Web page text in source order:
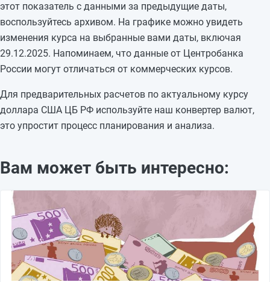
80,0302
17.12.2025
79,4303
-0,0193
16.12.2025
79,4496
-0,2801
этот показатель с данными за предыдущие даты,
воспользуйтесь архивом. На графике можно увидеть
изменения курса на выбранные вами даты, включая
29.12.2025. Напоминаем, что данные от Центробанка
России могут отличаться от коммерческих курсов.
Для предварительных расчетов по актуальному курсу
доллара США ЦБ РФ используйте наш конвертер валют,
это упростит процесс планирования и анализа.
Вам может быть интересно: